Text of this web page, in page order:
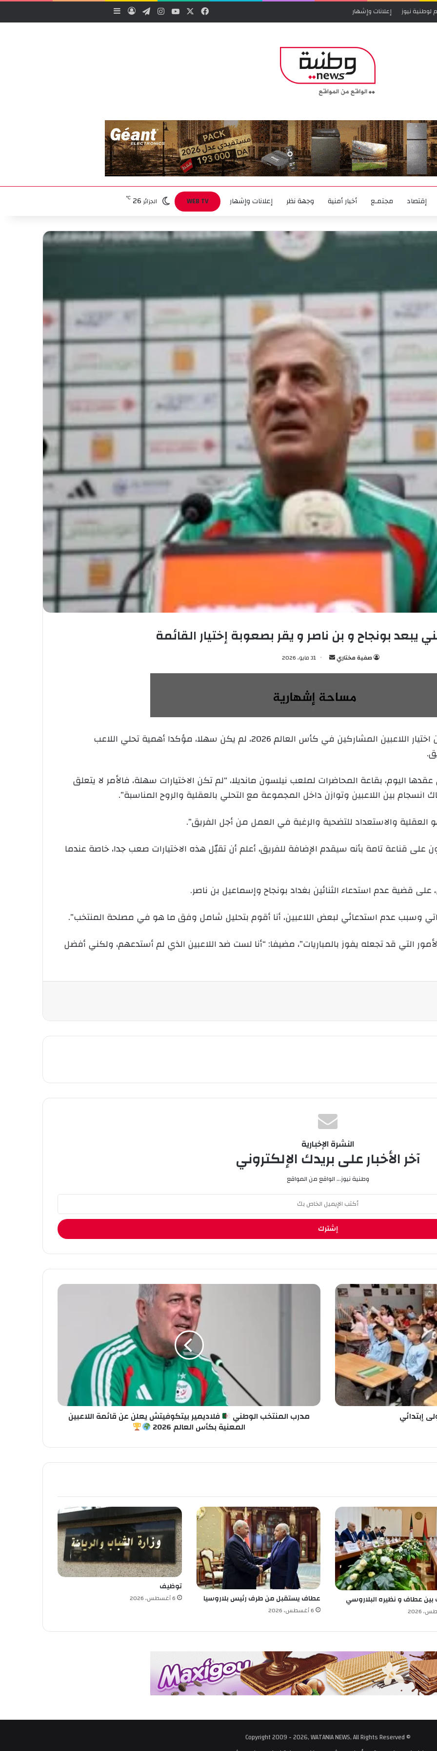
لوطنية نيوز إعلانات وإشهار فيسبوك ‫YouTubeانستقرامتيلقرامتسجيل الدخول
إقتصاد مجتمـع أخبار أمنية وجهة نظر إعلانات وإشهار WEB TV الجزائر 26
℃
يبعد بونجاح و بن ناصر و يقر بصعوبة إختيار القائمة
صفية مختاري
ب
ر
د
ك
ت
و
ي
31 مايو، 2026
قال الناخب الوطني فلاديمير بيتكوفيتش، إن اختيار اللاعبين المشاركين في كأس العالم 2026، لم يكن سهلا، مؤكدا أهمية تحلي اللاعب
اليوم، بقاعة المحاضرات لملعب نيلسون مانديلا، “لم تكن الاختيارات سهلة، فالأمر لا يتعلق
بين اللاعبين وتوازن داخل المجموعة مع التحلي بالعقلية والروح المناسبة”.
والاستعداد للتضحية والرغبة في العمل من أجل الفريق”.
على قناعة تامة بأنه سيقدم الإضافة للفريق، أعلم أن تقبّل هذه الاختيارات صعب جدا، خاصة عندما
قضية عدم استدعاء الثنائين بغداد بونجاح وإسماعيل بن ناصر.
وسبب عدم استدعائي لبعض اللاعبين، أنا أقوم بتحليل شامل وفق ما هو في مصلحة المنتخب”.
التي قد تجعله يفوز بالمباريات”، مضيفا: “أنا لست ضد اللاعبين الذي لم أستدعهم، ولكني أفضل
النشرة الإخبارية
آخر الأخبار على بريدك الإلكتروني
وطنية نيوز... الواقع من المواقع
إبتدائي
م
ا
ا
ي
م
ي
ر
ب
ي
ت
ك
و
ف
ع
ل
ن
ع
ن
ا
م
مدرب المنتخب الوطني فلاديمير بيتكوفيتش يعلن عن قائمة اللاعبين
المعنية بكأس العالم 2026
بين عطاف و نظيره البلاروسي عطاف يستقبل من طرف رئيس بلاروسيا
6 أغسطس، 2026
توظيف
6 أغسطس، 2026
© Copyright 2009 - 2026, WATANIA NEWS, All Rights Reserved